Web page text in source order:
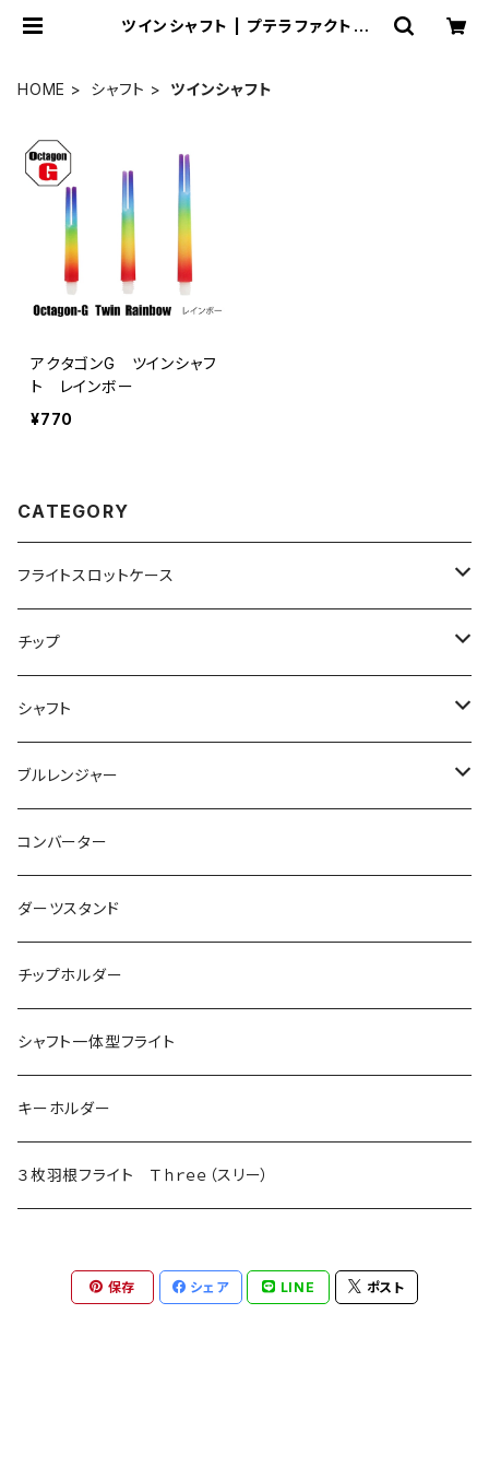
ツインシャフト | プテラファクトリ
HOME シャフト ツインシャフト
アクタゴンG ツインシャフ
ト レインボー
¥770
CATEGORY
フライトスロットケース
飛び出し防止リングなし
飛び出し防止リング付き
ノーマル
マーブル
シームレス用
チップ
２ＢＡ用チップ
シャークチップ
シャークチップコンバージョン
４ＢＡ用チップ
ドルフィンチップ
ドルフィンチップコンバージョン
シャフト
ノーマル
アクタゴンシャフト
ツインシャフト
ブルレンジャー
光るブルレンジャー
プリントバージョン
当ショップ限定発売
コンバーター
ダーツスタンド
チップホルダー
シャフト一体型フライト
キーホルダー
３枚羽根フライト Ｔｈｒｅｅ（スリー）
保存 シェア LINE ポスト